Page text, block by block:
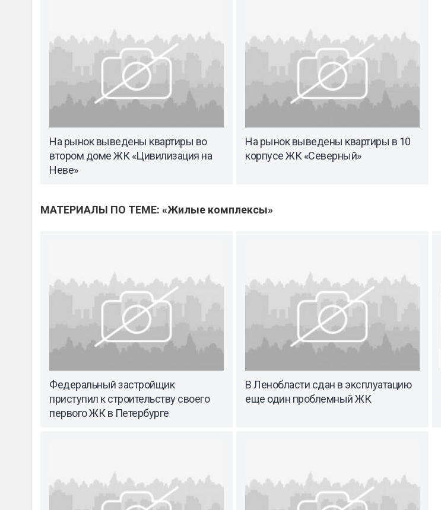
На рынок выведены квартиры во
втором доме ЖК «Цивилизация на
Неве»
На рынок выведены квартиры в 10
корпусе ЖК «Северный»
МАТЕРИАЛЫ ПО ТЕМЕ: «Жилые комплексы»
Федеральный застройщик
приступил к строительству своего
первого ЖК в Петербурге
В Ленобласти сдан в эксплуатацию
еще один проблемный ЖК